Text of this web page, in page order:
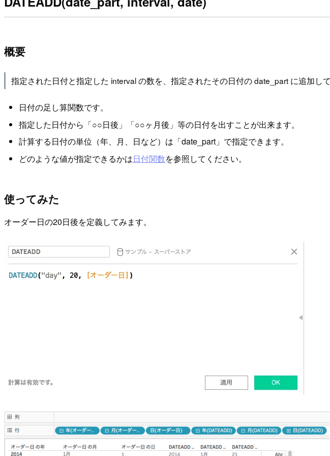
概要
指定された日付と指定した interval の数を、指定されたその日付の date_part に追加して
日付の足し算関数です。
指定した日付から「○○日後」「○○ヶ月後」等の日付を出すことが出来ます。
計算する日付の単位（年、月、日など）は「date_part」で指定できます。
どのような値が指定できるかは日付関数を参照してください。
使ってみた
オーダー日の20日後を定義してみます。